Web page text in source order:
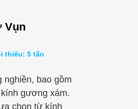
Vụn
thiểu: 5 tấn
nghiền, bao gồm
gương xám.
chọn từ kính